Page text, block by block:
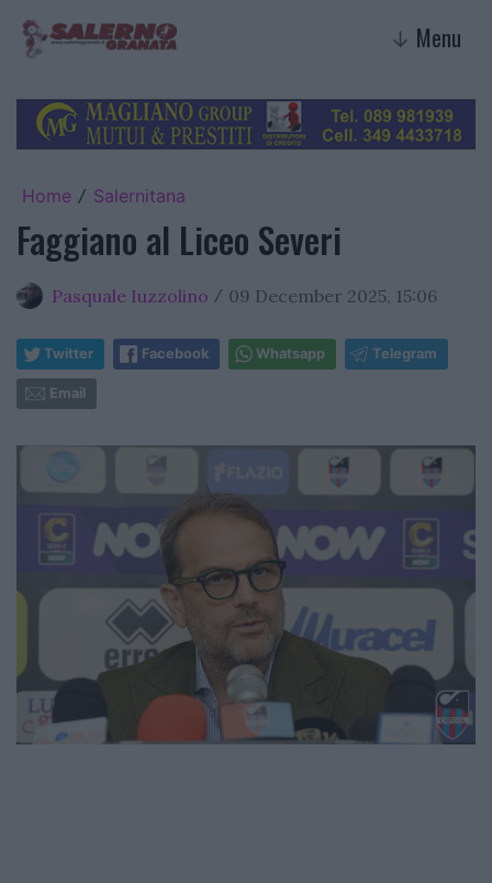
↓ Menu
Home / Salernitana
Faggiano al Liceo Severi
Pasquale Iuzzolino / 09 December 2025, 15:06
Twitter Facebook Whatsapp Telegram
Email